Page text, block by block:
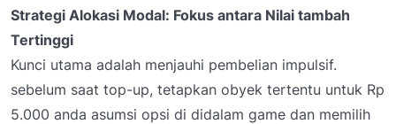
Strategi Alokasi Modal: Fokus antara Nilai tambah
Tertinggi
Kunci utama adalah menjauhi pembelian impulsif.
sebelum saat top-up, tetapkan obyek tertentu untuk Rp
5.000 anda asumsi opsi di didalam game dan memilih